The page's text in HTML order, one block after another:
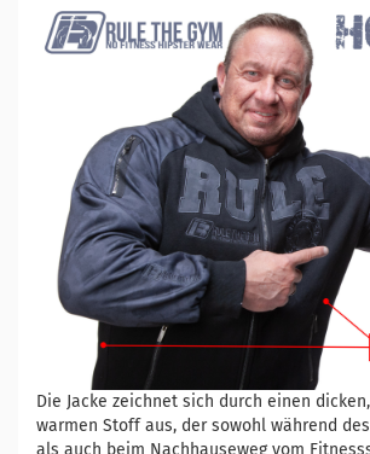
Die Jacke zeichnet sich durch einen
warmen Stoff aus, der sowohl während
als auch beim Nachhauseweg vom